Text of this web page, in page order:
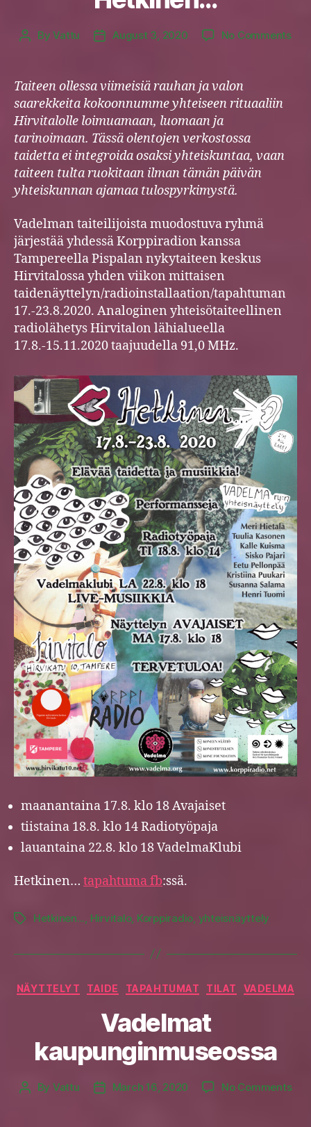
PostByVattu
PostAugust 3, 2020 No Commentson
Taiteen ollessa viimeisiä rauhan ja valon
saarekkeita kokoonnumme yhteiseen rituaaliin
Hirvitalolle loimuamaan, luomaan ja
tarinoimaan. Tässä olentojen verkostossa
taidetta ei integroida osaksi yhteiskuntaa, vaan
taiteen tulta ruokitaan ilman tämän päivän
yhteiskunnan ajamaa tulospyrkimystä.
Vadelman taiteilijoista muodostuva ryhmä
järjestää yhdessä Korppiradion kanssa
Tampereella Pispalan nykytaiteen keskus
Hirvitalossa yhden viikon mittaisen
taidenäyttelyn/radioinstallaation/tapahtuman
17.-23.8.2020. Analoginen yhteisötaiteellinen
radiolähetys Hirvitalon lähialueella
17.8.-15.11.2020 taajuudella 91,0 MHz.
maanantaina 17.8. klo 18 Avajaiset
tiistaina 18.8. klo 14 Radiotyöpaja
lauantaina 22.8. klo 18 VadelmaKlubi
Hetkinen… tapahtuma fb:ssä.
TagsHetkinen... Hirvitalo, Korppiradio yhteisnäyttely
Categories
NÄYTTELYT TAIDE TAPAHTUMAT TILAT VADELMA
Vadelmat
kaupunginmuseossa
Post
By Vattu
PostMarch 16, 2020 No Commentson